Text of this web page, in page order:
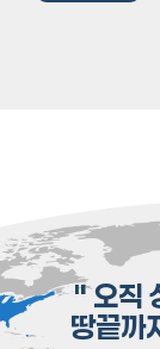
" 오직
땅끝까